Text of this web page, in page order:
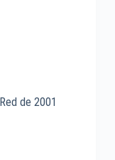
de 2001